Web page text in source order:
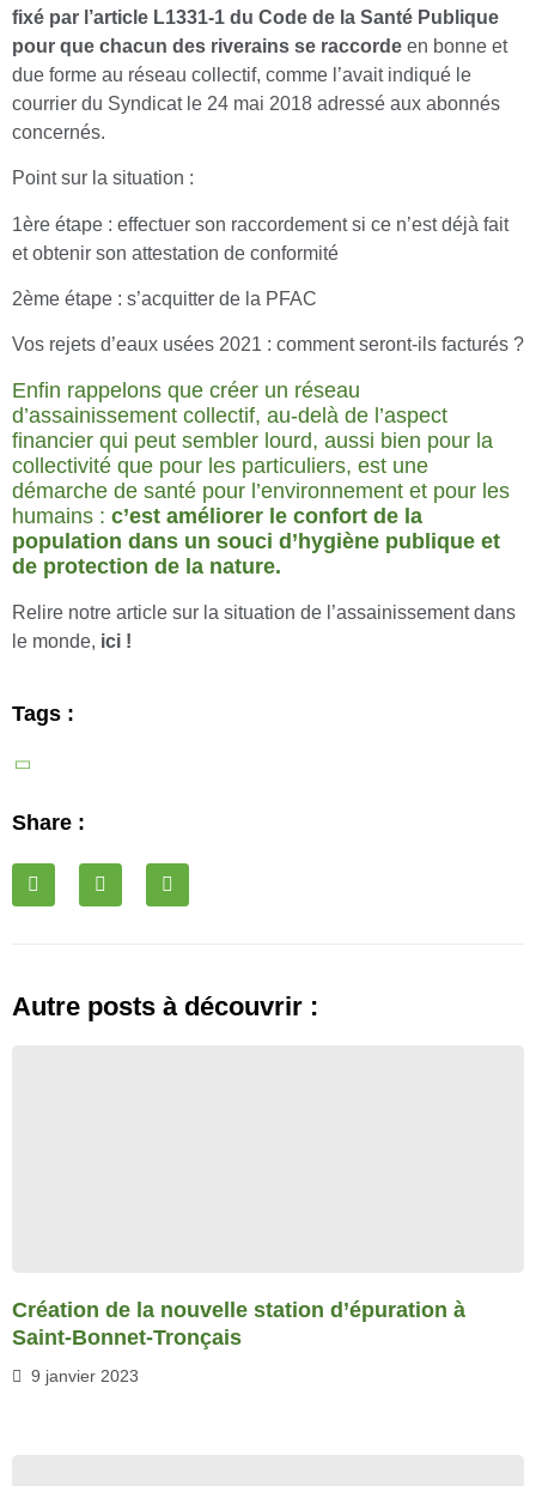
fixé par l’article L1331-1 du Code de la Santé Publique
pour que chacun des riverains se raccorde en bonne et
due forme au réseau collectif, comme l’avait indiqué le
courrier du Syndicat le 24 mai 2018 adressé aux abonnés
concernés.
Point sur la situation :
1ère étape : effectuer son raccordement si ce n’est déjà fait
et obtenir son attestation de conformité
2ème étape : s’acquitter de la PFAC
Vos rejets d’eaux usées 2021 : comment seront-ils facturés ?
Enfin rappelons que créer un réseau
d’assainissement collectif, au-delà de l’aspect
financier qui peut sembler lourd, aussi bien pour la
collectivité que pour les particuliers, est une
démarche de santé pour l’environnement et pour les
humains : c’est améliorer le confort de la
population dans un souci d’hygiène publique et
de protection de la nature.
Relire notre article sur la situation de l’assainissement dans
le monde, ici !
Tags :
Share :
Autre posts à découvrir :
Création de la nouvelle station d’épuration à
Saint-Bonnet-Tronçais
9 janvier 2023